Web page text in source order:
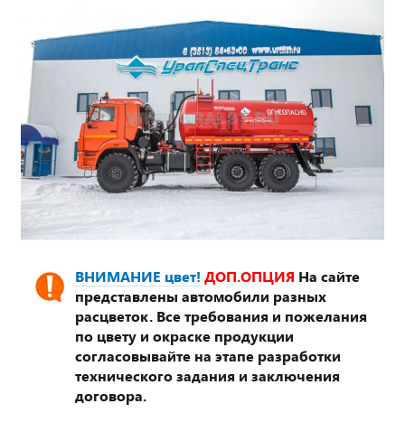
ВНИМАНИЕ цвет! ДОП.ОПЦИЯ На сайте
представлены автомобили разных
расцветок. Все требования и пожелания
по цвету и окраске продукции
согласовывайте на этапе разработки
технического задания и заключения
договора.